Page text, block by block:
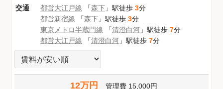
交通
都営大江戸線 「森下 」駅徒歩 3分
都営新宿線 「森下 」駅徒歩 3分
東京メトロ半蔵門線 「清澄白河 」駅徒歩 7分
都営大江戸線 「清澄白河 」駅徒歩 7分
12万円 管理費 15,000円